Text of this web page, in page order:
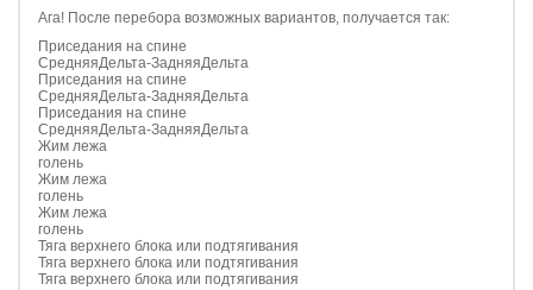
Ага! После перебора возможных вариантов, получается так:
Приседания на спине
СредняяДельта-ЗадняяДельта
Приседания на спине
СредняяДельта-ЗадняяДельта
Приседания на спине
СредняяДельта-ЗадняяДельта
Жим лежа
голень
Жим лежа
голень
Жим лежа
голень
Тяга верхнего блока или подтягивания
Тяга верхнего блока или подтягивания
Тяга верхнего блока или подтягивания